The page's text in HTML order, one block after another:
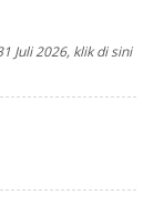
Juli 2026, klik di sini